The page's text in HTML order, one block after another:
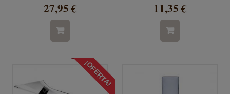
27,95 € 11,35 €
¡OFERTA!